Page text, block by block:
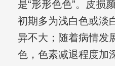
是“形形色色”。皮损
初期多为浅白色或淡
异不大；随着病情发
色，色素减退程度加